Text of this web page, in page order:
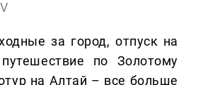
за город, отпуск на
по Золотому
на Алтай – все больше